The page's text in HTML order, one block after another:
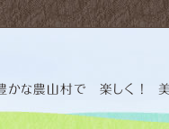
しく！